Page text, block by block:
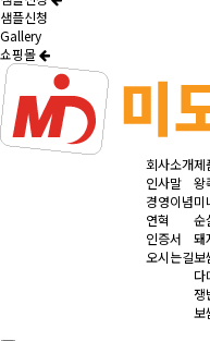
샘플신청
Gallery
쇼핑몰
회사소개
인사말
경영이념
연혁
인증서
오시는길
제
왕
미
순
돼
보
다
쟁
보